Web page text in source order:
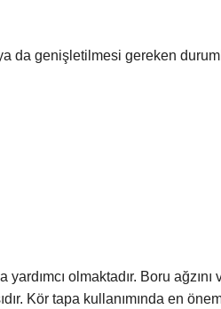
da genişletilmesi gereken
olmaktadır. Boru
Kör tapa kullanımında en